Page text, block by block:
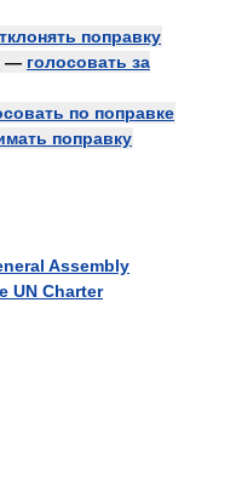
поправку
— голосовать за
по поправке
поправку
Assembly
UN Charter